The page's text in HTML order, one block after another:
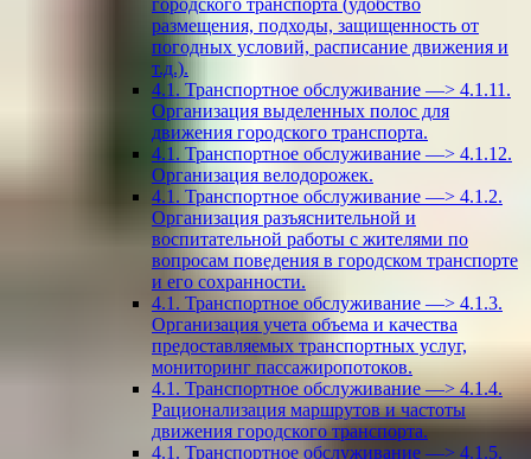
городского транспорта (удобство
размещения, подходы, защищенность от
погодных условий, расписание движения и
т.д.).
4.1. Транспортное обслуживание —> 4.1.11.
Организация выделенных полос для
движения городского транспорта.
4.1. Транспортное обслуживание —> 4.1.12.
Организация велодорожек.
4.1. Транспортное обслуживание —> 4.1.2.
Организация разъяснительной и
воспитательной работы с жителями по
вопросам поведения в городском транспорте
и его сохранности.
4.1. Транспортное обслуживание —> 4.1.3.
Организация учета объема и качества
предоставляемых транспортных услуг,
мониторинг пассажиропотоков.
4.1. Транспортное обслуживание —> 4.1.4.
Рационализация маршрутов и частоты
движения городского транспорта.
4.1. Транспортное обслуживание —> 4.1.5.